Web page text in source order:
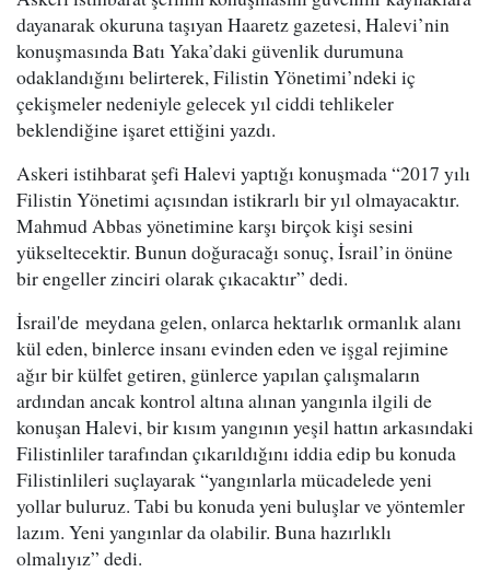
dayanarak okuruna taşıyan Haaretz gazetesi, Halevi’nin
konuşmasında Batı Yaka’daki güvenlik durumuna
odaklandığını belirterek, Filistin Yönetimi’ndeki iç
çekişmeler nedeniyle gelecek yıl ciddi tehlikeler
beklendiğine işaret ettiğini yazdı.
Askeri istihbarat şefi Halevi yaptığı konuşmada “2017 yılı
Filistin Yönetimi açısından istikrarlı bir yıl olmayacaktır.
Mahmud Abbas yönetimine karşı birçok kişi sesini
yükseltecektir. Bunun doğuracağı sonuç, İsrail’in önüne
bir engeller zinciri olarak çıkacaktır” dedi.
İsrail'de meydana gelen, onlarca hektarlık ormanlık alanı
kül eden, binlerce insanı evinden eden ve işgal rejimine
ağır bir külfet getiren, günlerce yapılan çalışmaların
ardından ancak kontrol altına alınan yangınla ilgili de
konuşan Halevi, bir kısım yangının yeşil hattın arkasındaki
Filistinliler tarafından çıkarıldığını iddia edip bu konuda
Filistinlileri suçlayarak “yangınlarla mücadelede yeni
yollar buluruz. Tabi bu konuda yeni buluşlar ve yöntemler
lazım. Yeni yangınlar da olabilir. Buna hazırlıklı
olmalıyız” dedi.